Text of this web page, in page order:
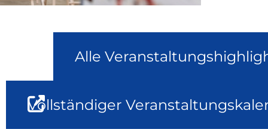
Alle
Vollständiger